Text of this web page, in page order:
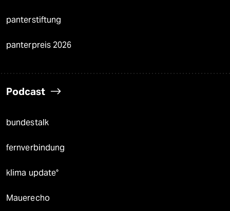
panterstiftung
panterpreis 2026
Podcast
bundestalk
fernverbindung
klima update°
Mauerecho